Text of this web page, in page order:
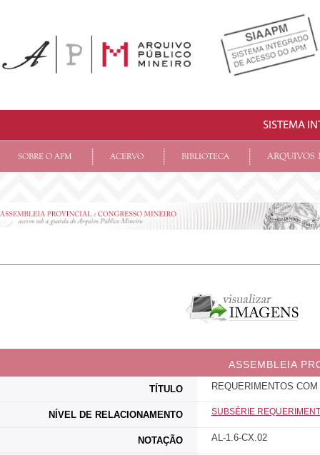
SISTEMA
SOBRE O APM ACERVO BIBLIOTECA ARQUIVOS
ASSEMBLEIA
TÍTULO REQUERIMENTOS
NÍVEL DE RELACIONAMENTO SUBSÉRIE
NOTAÇÃO AL-1.6-CX.02